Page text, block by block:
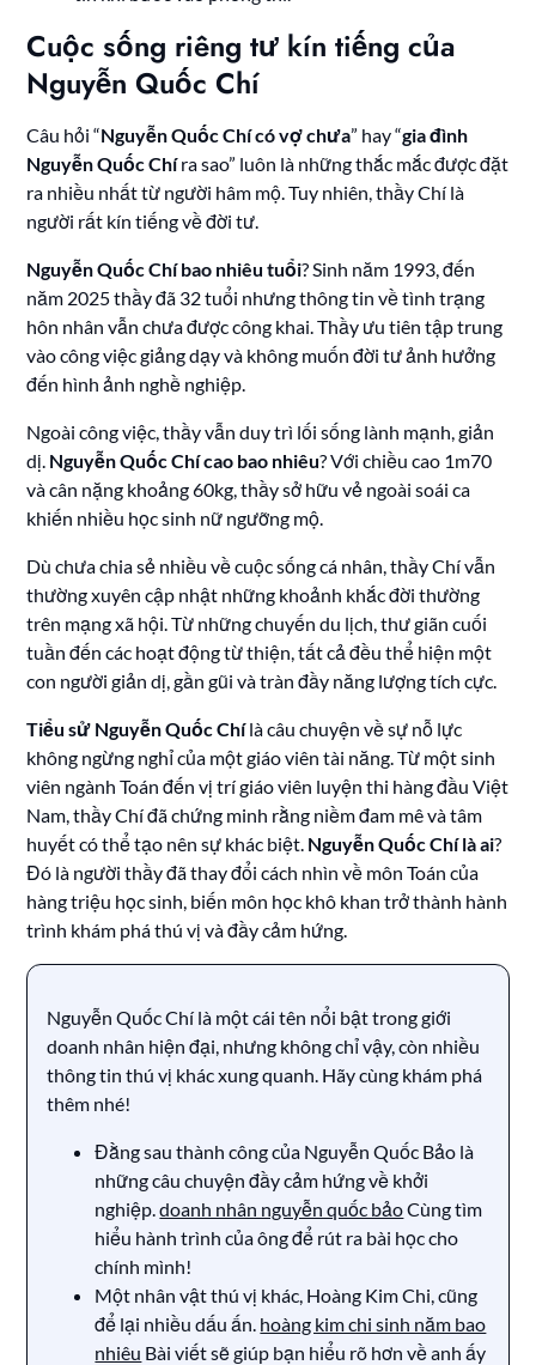
Cuộc sống riêng tư kín tiếng của
Nguyễn Quốc Chí
Câu hỏi “Nguyễn Quốc Chí có vợ chưa” hay “gia đình
Nguyễn Quốc Chíra sao” luôn là những thắc mắc được đặt
ra nhiều nhất từ người hâm mộ. Tuy nhiên, thầy Chí là
người rất kín tiếng về đời tư.
Nguyễn Quốc Chí bao nhiêu tuổi? Sinh năm 1993, đến
năm 2025 thầy đã 32 tuổi nhưng thông tin về tình trạng
hôn nhân vẫn chưa được công khai. Thầy ưu tiên tập trung
vào công việc giảng dạy và không muốn đời tư ảnh hưởng
đến hình ảnh nghề nghiệp.
Ngoài công việc, thầy vẫn duy trì lối sống lành mạnh, giản
dị. Nguyễn Quốc Chí cao bao nhiêu? Với chiều cao 1m70
và cân nặng khoảng 60kg, thầy sở hữu vẻ ngoài soái ca
khiến nhiều học sinh nữ ngưỡng mộ.
Dù chưa chia sẻ nhiều về cuộc sống cá nhân, thầy Chí vẫn
thường xuyên cập nhật những khoảnh khắc đời thường
trên mạng xã hội. Từ những chuyến du lịch, thư giãn cuối
tuần đến các hoạt động từ thiện, tất cả đều thể hiện một
con người giản dị, gần gũi và tràn đầy năng lượng tích cực.
Tiểu sử Nguyễn Quốc Chílà câu chuyện về sự nỗ lực
không ngừng nghỉ của một giáo viên tài năng. Từ một sinh
viên ngành Toán đến vị trí giáo viên luyện thi hàng đầu Việt
Nam, thầy Chí đã chứng minh rằng niềm đam mê và tâm
huyết có thể tạo nên sự khác biệt. Nguyễn Quốc Chí là ai?
Đó là người thầy đã thay đổi cách nhìn về môn Toán của
hàng triệu học sinh, biến môn học khô khan trở thành hành
trình khám phá thú vị và đầy cảm hứng.
Nguyễn Quốc Chí là một cái tên nổi bật trong giới
doanh nhân hiện đại, nhưng không chỉ vậy, còn nhiều
thông tin thú vị khác xung quanh. Hãy cùng khám phá
thêm nhé!
Đằng sau thành công của Nguyễn Quốc Bảo là
những câu chuyện đầy cảm hứng về khởi
nghiệp.doanh nhân nguyễn quốc bảoCùng tìm
hiểu hành trình của ông để rút ra bài học cho
chính mình!
Một nhân vật thú vị khác, Hoàng Kim Chi, cũng
để lại nhiều dấu ấn. hoàng kim chi sinh năm bao
nhiêu Bài viết sẽ giúp bạn hiểu rõ hơn về anh ấy